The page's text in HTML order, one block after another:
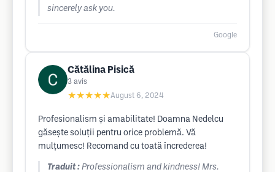
sincerely ask you.
Google
Cătălina Pisică
3 avis
★★★★★August 6, 2024
Profesionalism și amabilitate! Doamna Nedelcu
găsește soluții pentru orice problemă. Vă
mulțumesc! Recomand cu toată încrederea!
Traduit : Professionalism and kindness! Mrs.